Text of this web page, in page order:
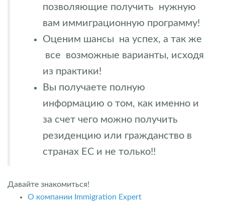
позволяющие получить нужную
вам иммиграционную программу!
Оценим шансы на успех, а так же
все возможные варианты, исходя
из практики!
Вы получаете полную
информацию о том, как именно и
за счет чего можно получить
резиденцию или гражданство в
странах ЕС и не только!!
Давайте знакомиться!
О компании Immigration Expert